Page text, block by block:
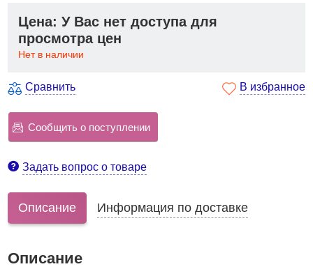
Цена: У Вас нет доступа для
просмотра цен
Нет в наличии
Сравнить В избранное
Сообщить о поступлении
Задать вопрос о товаре
Описание Информация по доставке
Описание